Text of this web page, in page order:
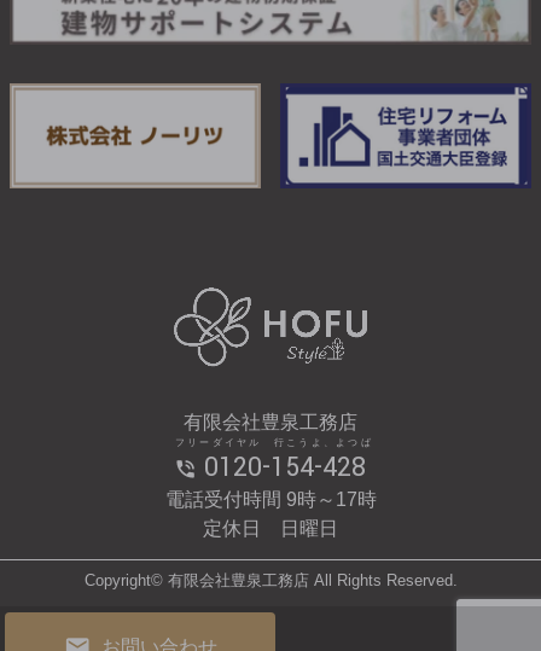
お問い合わせ
有限会社豊泉工務店
0120-154-428
フリーダイヤル 行こうよ、よつば
電話受付時間 9時～17時
定休日 日曜日
Copyright© 有限会社豊泉工務店 All Rights Reserved.